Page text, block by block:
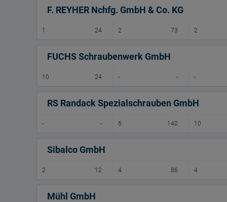
F. REYHER Nchfg. GmbH & Co. KG
1 24 2 73 2
FUCHS Schraubenwerk GmbH
10 24 - - -
RS Randack Spezialschrauben GmbH
- - 6 140 10
Sibalco GmbH
2 12 4 86 4
Mühl GmbH